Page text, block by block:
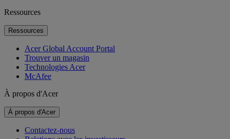
Ressources
Ressources
Acer Global Account Portal
Trouver un magasin
Technologies Acer
McAfee
À propos d'Acer
À propos d'Acer
Contactez-nous